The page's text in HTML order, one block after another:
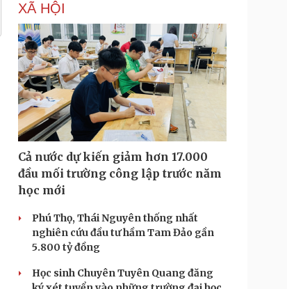
XÃ HỘI
Cả nước dự kiến giảm hơn 17.000
đầu mối trường công lập trước năm
học mới
Phú Thọ, Thái Nguyên thống nhất
nghiên cứu đầu tư hầm Tam Đảo gần
5.800 tỷ đồng
Học sinh Chuyên Tuyên Quang đăng